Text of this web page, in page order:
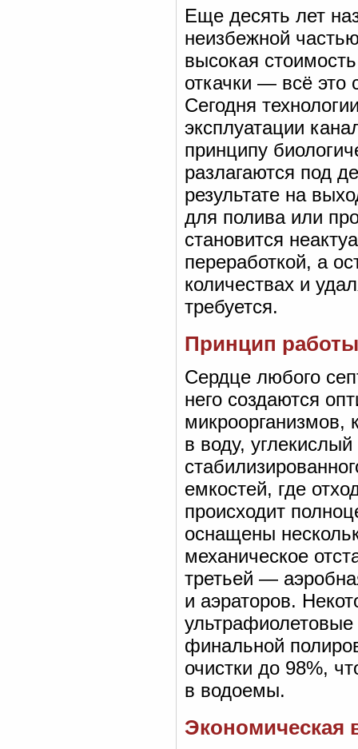
Еще десять лет
неизбежной
высокая
откачки — всё это
Сегодня
эксплуатации
принципу
разлагаются под
результате на
для полива или
становится
переработкой, а
количествах и
требуется.
Принцип
Сердце любого
него создаются
микроорганизмов,
в воду,
емкостей, где
происходит
оснащены
механическое
третьей —
и аэраторов.
финальной
очистки до 98%,
в водоемы.
Экономическая